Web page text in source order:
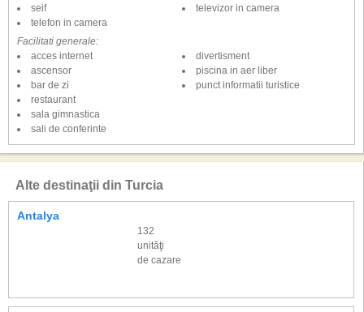
seif
telefon in camera
televizor in camera
Facilitati generale:
acces internet
ascensor
bar de zi
divertisment
piscina in aer liber
punct informatii turistice
restaurant
sala gimnastica
sali de conferinte
Alte destinaţii din Turcia
Antalya
132
unităţi
de cazare